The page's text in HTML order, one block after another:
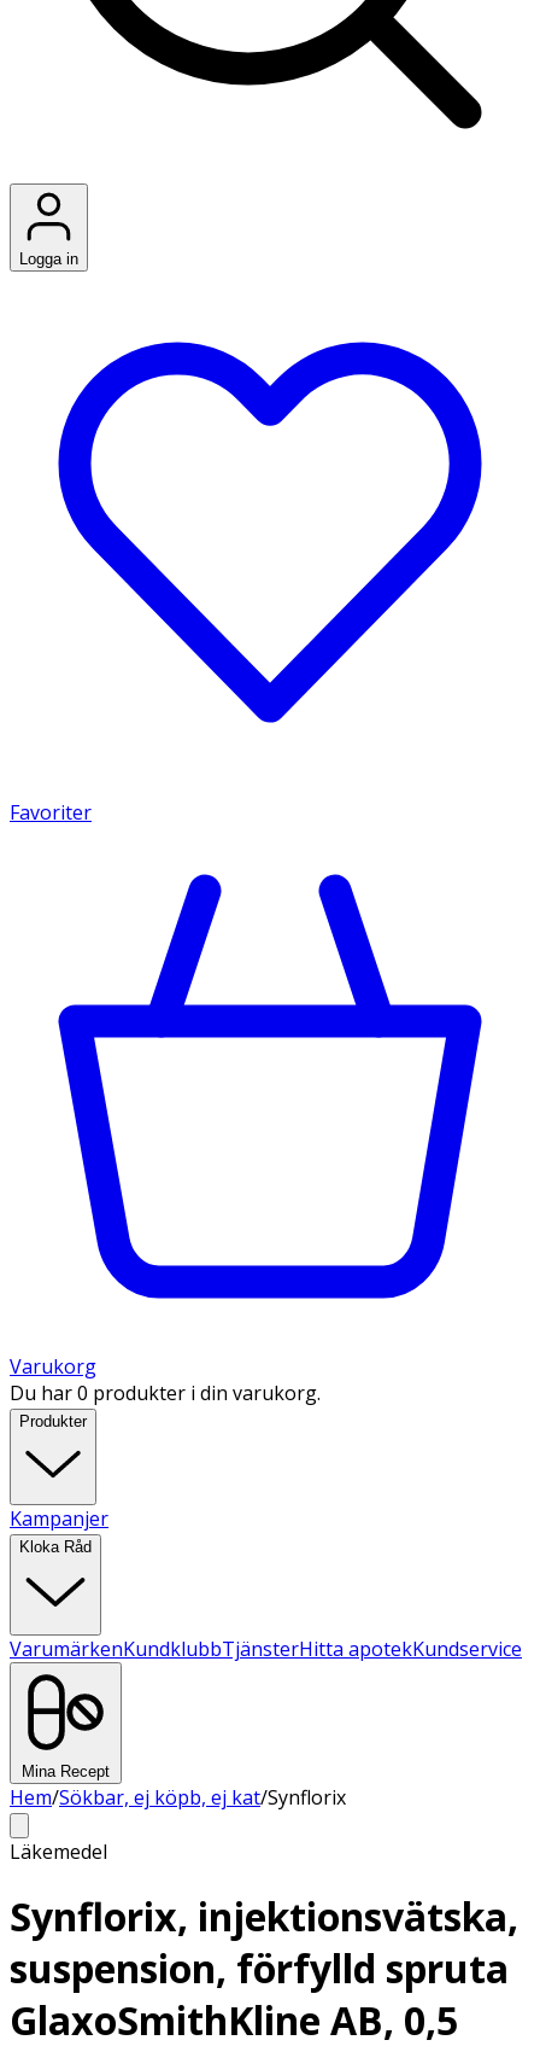
Logga in
Favoriter
Varukorg
Du har 0 produkter i din varukorg.
Produkter
Kampanjer
Kloka Råd
VarumärkenKundklubbTjänsterHitta apotekKundservice
Mina Recept
Hem/Sökbar, ej köpb, ej kat/Synflorix
Läkemedel
Synflorix, injektionsvätska,
suspension, förfylld spruta
GlaxoSmithKline AB, 0,5